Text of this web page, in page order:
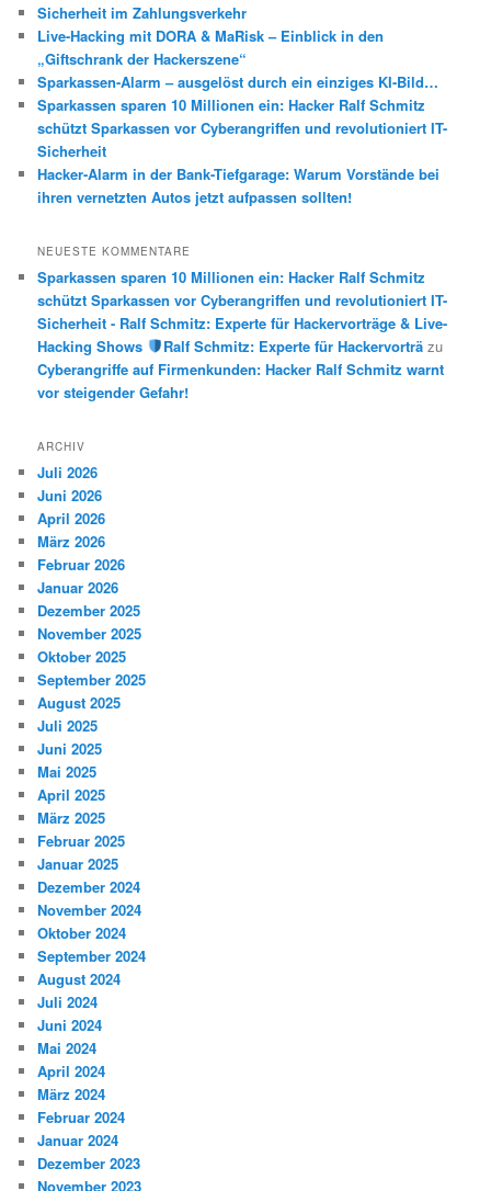
n
Sicherheit im Zahlungsverkehr
Live-Hacking mit DORA & MaRisk – Einblick in den
„Giftschrank der Hackerszene“
Sparkassen-Alarm – ausgelöst durch ein einziges KI-Bild…
Sparkassen sparen 10 Millionen ein: Hacker Ralf Schmitz
schützt Sparkassen vor Cyberangriffen und revolutioniert IT-
Sicherheit
Hacker-Alarm in der Bank-Tiefgarage: Warum Vorstände bei
ihren vernetzten Autos jetzt aufpassen sollten!
NEUESTE KOMMENTARE
Sparkassen sparen 10 Millionen ein: Hacker Ralf Schmitz
schützt Sparkassen vor Cyberangriffen und revolutioniert IT-
Sicherheit - Ralf Schmitz: Experte für Hackervorträge & Live-
Hacking Shows
Ralf Schmitz: Experte für Hackervorträzu
Cyberangriffe auf Firmenkunden: Hacker Ralf Schmitz warnt
vor steigender Gefahr!
ARCHIV
Juli 2026
Juni 2026
April 2026
März 2026
Februar 2026
Januar 2026
Dezember 2025
November 2025
Oktober 2025
September 2025
August 2025
Juli 2025
Juni 2025
Mai 2025
April 2025
März 2025
Februar 2025
Januar 2025
Dezember 2024
November 2024
Oktober 2024
September 2024
August 2024
Juli 2024
Juni 2024
Mai 2024
April 2024
März 2024
Februar 2024
Januar 2024
Dezember 2023
November 2023